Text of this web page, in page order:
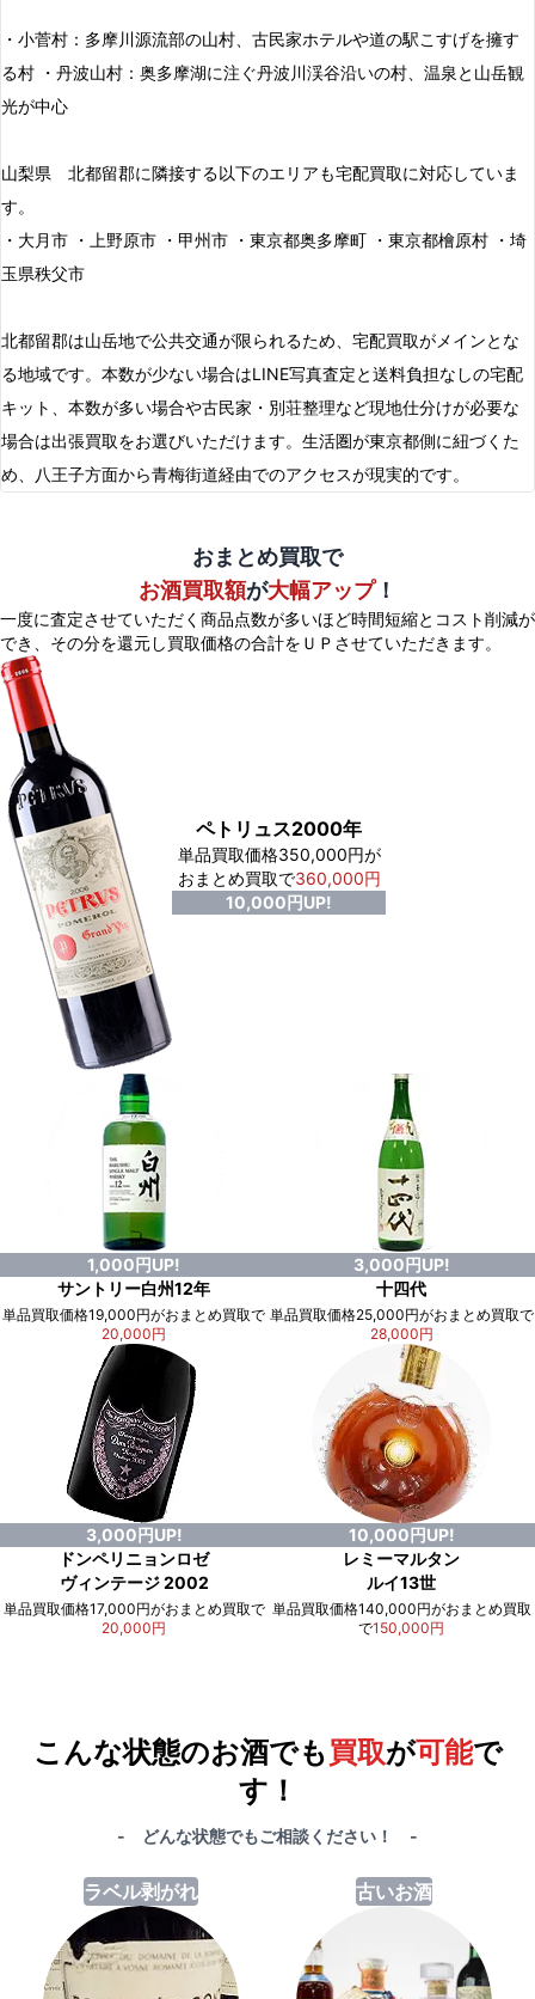
・小菅村：多摩川源流部の山村、古民家ホテルや道の駅こすげを擁す
る村 ・丹波山村：奥多摩湖に注ぐ丹波川渓谷沿いの村、温泉と山岳観
光が中心
山梨県 北都留郡に隣接する以下のエリアも宅配買取に対応していま
す。
・大月市 ・上野原市 ・甲州市 ・東京都奥多摩町 ・東京都檜原村 ・埼
玉県秩父市
北都留郡は山岳地で公共交通が限られるため、宅配買取がメインとな
る地域です。本数が少ない場合はLINE写真査定と送料負担なしの宅配
キット、本数が多い場合や古民家・別荘整理など現地仕分けが必要な
場合は出張買取をお選びいただけます。生活圏が東京都側に紐づくた
め、八王子方面から青梅街道経由でのアクセスが現実的です。
おまとめ買取で
お酒買取額が大幅アップ！
一度に査定させていただく商品点数が多いほど時間短縮とコスト削減が
でき、 その分を還元し買取価格の合計をＵＰさせていただきます。
ペトリュス2000年
単品買取価格350,000円が
おまとめ買取で360,000円
10,000円UP!
1,000円UP!
サントリー白州12年
単品買取価格19,000円がおまとめ買取で
20,000円
3,000円UP!
十四代
単品買取価格25,000円がおまとめ買取で
28,000円
3,000円UP!
ドンペリニョンロゼ
ヴィンテージ 2002
単品買取価格17,000円がおまとめ買取で
20,000円
10,000円UP!
レミーマルタン
ルイ13世
単品買取価格140,000円がおまとめ買取
で150,000円
こんな状態のお酒でも買取が可能で
す！
- どんな状態でもご相談ください！ -
ラベル剥がれ 古いお酒